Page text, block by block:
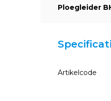
Ploegleider
Artikelcode